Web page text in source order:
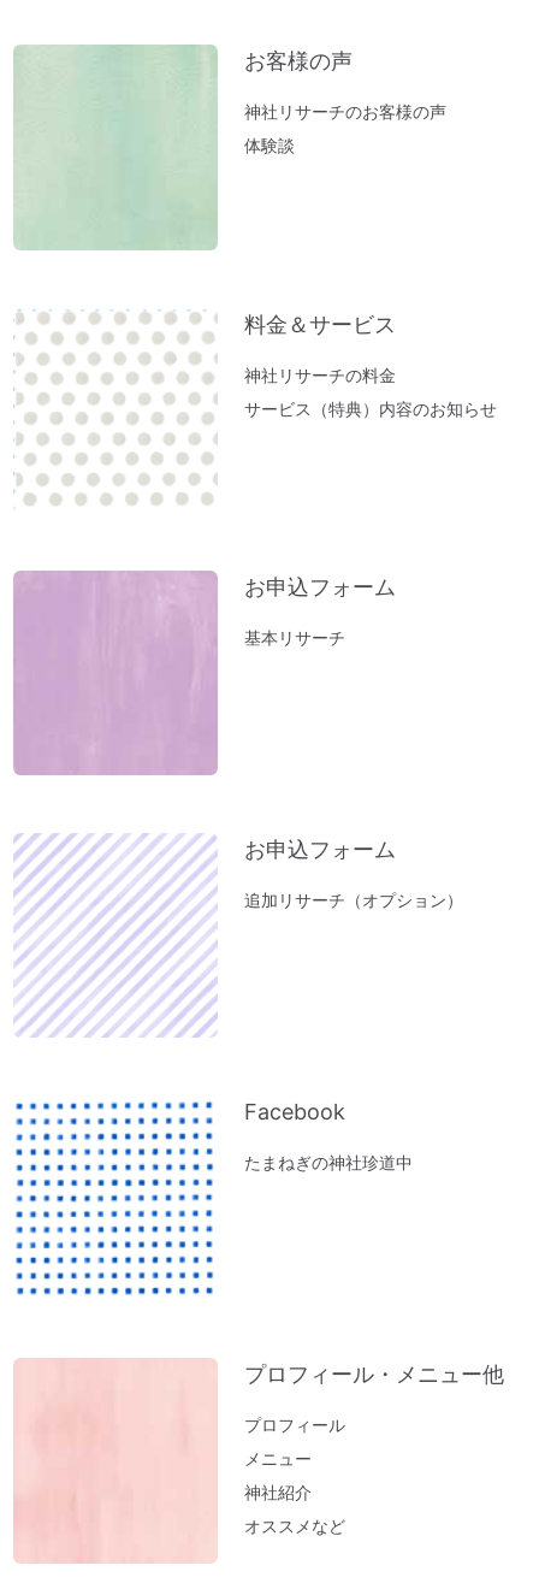
しい空気になっていました。
くなり居心地が良くなりました♪
【職場の浄化】職場の雰囲気が悪くてお困
方位除けへ行ってきました（２）あの空海
も祈願した「方違神社」＠大阪
方位除けへ行ってきました（１）方位取り
の時間がない方に。
家族のモメ事は、しあわせのチャンス。
お薬出しすぎニッポン。全部やめたら元気
立春前に「断捨離」を。
オルゴール療法の音
「初詣」もいいけれど、年内に参拝するの
が吉。「年末詣」「大祓（おおはらえ）」
のススメ。
お寺を浄化する「お寺ヒーリング」はじめ
ました。
体調の悪い方にオススメ「オルゴール療法
『限りある時間の使い方』～実家の断捨離
で思うこと
ペットヒーリング（お散歩コースに霊体さ
んがいるとフリーズするワンコ）
実家の断捨離（食器棚編）
神社のヒーリング（浄化）～山形・秋田の
実家の断捨離（冷蔵庫編）
邪気の出し方～足裏トントン
「難」がないのは「無難な人生」
開運おそうじ（洗濯編）部屋干しのニオイ
医師が解説するオルゴール療法「ひびきが
脳を活性化させ病気を改善する」
お客様の声
神社リサーチのお客様の声
体験談
料金＆サービス
神社リサーチの料金
サービス（特典）内容のお知らせ
お申込フォーム
基本リサーチ
お申込フォーム
追加リサーチ（オプション）
Facebook
たまねぎの神社珍道中
プロフィール・メニュー他
プロフィール
メニュー
神社紹介
オススメなど